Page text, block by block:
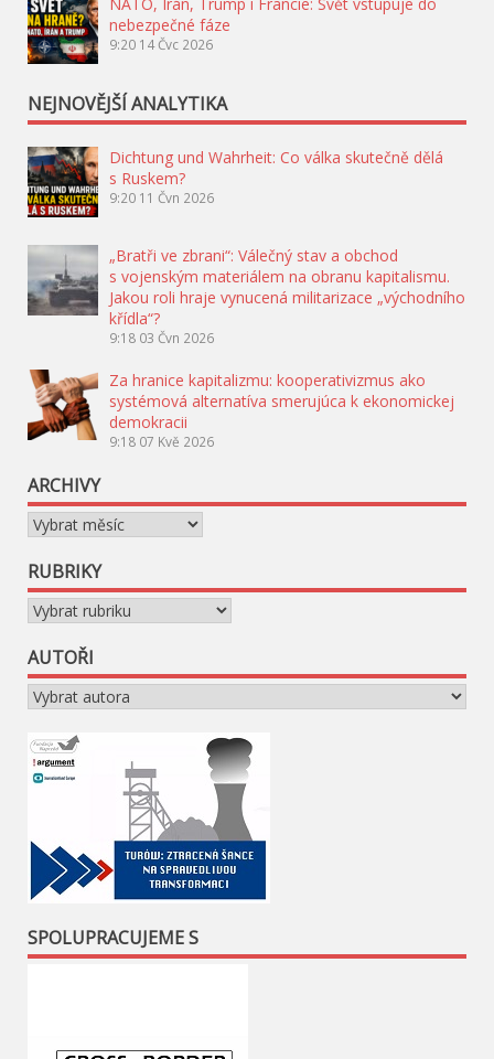
nebezpečné fáze
9:20 14 Čvc 2026
NEJNOVĚJŠÍ ANALYTIKA
Dichtung und Wahrheit: Co válka skutečně dělá
s Ruskem?
9:20 11 Čvn 2026
„Bratři ve zbrani“: Válečný stav a obchod
s vojenským materiálem na obranu kapitalismu.
Jakou roli hraje vynucená militarizace „východního
křídla“?
9:18 03 Čvn 2026
Za hranice kapitalizmu: kooperativizmus ako
systémová alternatíva smerujúca k ekonomickej
demokracii
9:18 07 Kvě 2026
ARCHIVY
Archivy
RUBRIKY
Rubriky
AUTOŘI
SPOLUPRACUJEME S